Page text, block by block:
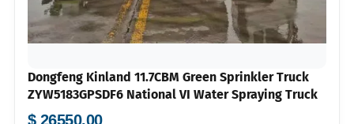
Dongfeng Kinland 11.7CBM Green Sprinkler Truck
ZYW5183GPSDF6 National VI Water Spraying Truck
$ 26550.00